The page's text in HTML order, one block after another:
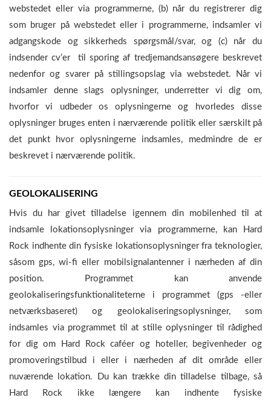
webstedet eller via programmerne, (b) når du registrerer dig
som bruger på webstedet eller i programmerne, indsamler vi
adgangskode og sikkerheds spørgsmål/svar, og (c) når du
indsender cv’er til sporing af tredjemandsansøgere beskrevet
nedenfor og svarer på stillingsopslag via webstedet. Når vi
indsamler denne slags oplysninger, underretter vi dig om,
hvorfor vi udbeder os oplysningerne og hvorledes disse
oplysninger bruges enten i nærværende politik eller særskilt på
det punkt hvor oplysningerne indsamles, medmindre de er
beskrevet i nærværende politik.
GEOLOKALISERING
Hvis du har givet tilladelse igennem din mobilenhed til at
indsamle lokationsoplysninger via programmerne, kan Hard
Rock indhente din fysiske lokationsoplysninger fra teknologier,
såsom gps, wi-fi eller mobilsignalantenner i nærheden af din
position. Programmet kan anvende
geolokaliseringsfunktionaliteterne i programmet (gps -eller
netværksbaseret) og geolokaliseringsoplysninger, som
indsamles via programmet til at stille oplysninger til rådighed
for dig om Hard Rock caféer og hoteller, begivenheder og
promoveringstilbud i eller i nærheden af dit område eller
nuværende lokation. Du kan trække din tilladelse tilbage, så
Hard Rock ikke længere kan indhente fysiske